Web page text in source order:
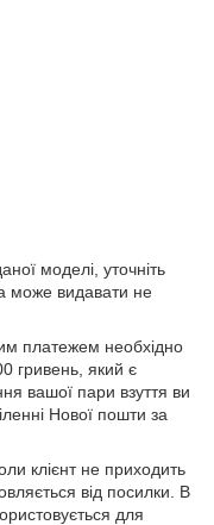
моделі, уточніть
може видавати не
платежем необхідно
гривень, який є
вашої пари взуття ви
Нової пошти за
клієнт не приходить
від посилки. В
для